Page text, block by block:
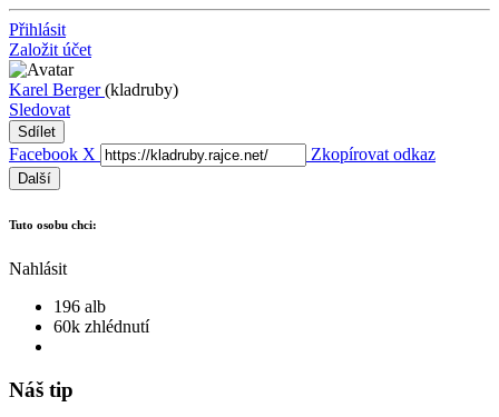
Přihlásit
Založit účet
Karel Berger (kladruby)
Sledovat
Sdílet
Facebook X Zkopírovat odkaz
Další
Tuto osobu chci:
Nahlásit
196 alb
60k zhlédnutí
Náš tip